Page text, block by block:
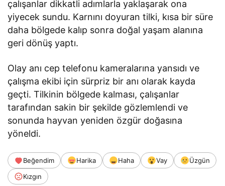
çalışanlar dikkatli adımlarla yaklaşarak ona
yiyecek sundu. Karnını doyuran tilki, kısa bir süre
daha bölgede kalıp sonra doğal yaşam alanına
geri dönüş yaptı.
Olay anı cep telefonu kameralarına yansıdı ve
çalışma ekibi için sürpriz bir anı olarak kayda
geçti. Tilkinin bölgede kalması, çalışanlar
tarafından sakin bir şekilde gözlemlendi ve
sonunda hayvan yeniden özgür doğasına
yöneldi.
Beğendim Harika Haha Vay
Üzgün
Kızgın